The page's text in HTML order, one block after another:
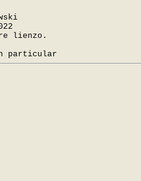
lienzo.
particular